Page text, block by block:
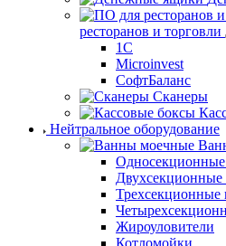
ресторанов и торговли
1С
Microinvest
СофтБаланс
Сканеры
Нейтральное оборудование
Трехсекционные
Жироуловители
Котломойки